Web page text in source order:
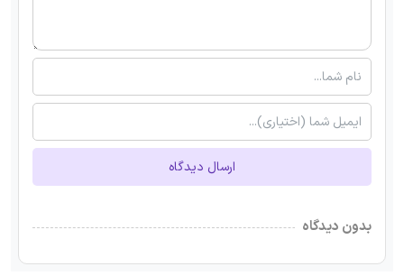
ارسال دیدگاه
بدون دیدگاه